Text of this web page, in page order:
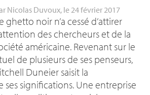
Nicolas Duvoux, le 24 février 2017
ghetto noir n’a cessé d’attirer
des chercheurs et de la
américaine. Revenant sur le
de plusieurs de ses penseurs,
Duneier saisit la
significations. Une entreprise